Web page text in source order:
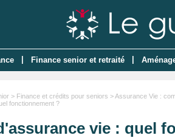
Finance senior et retraité
> Finance et crédits pour seniors >Assurance Vie :
fonctionnement ?
vie : quel